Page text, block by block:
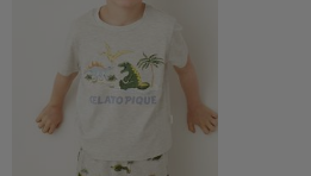
ミースロエ
miies miim
ミーエスミーム